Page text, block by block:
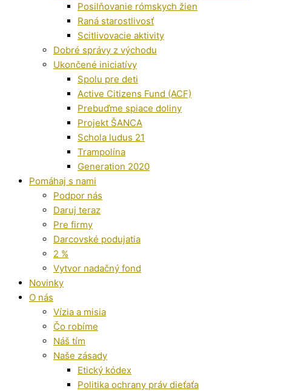
Posilňovanie rómskych žien
Raná starostlivosť
Scitlivovacie aktivity
Dobré správy z východu
Ukončené iniciatívy
Spolu pre deti
Active Citizens Fund (ACF)
Prebuďme spiace doliny
Projekt ŠANCA
Schola ludus 21
Trampolína
Generation 2020
Pomáhaj s nami
Podpor nás
Daruj teraz
Pre firmy
Darcovské podujatia
2 %
Vytvor nadačný fond
Novinky
O nás
Vízia a misia
Čo robíme
Náš tím
Naše zásady
Etický kódex
Politika ochrany práv dieťaťa